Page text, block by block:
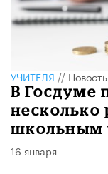
УЧИТЕЛЯ // Новость
В Госдуме
несколько
школьным
16 января